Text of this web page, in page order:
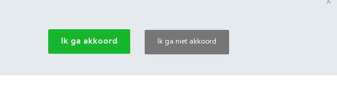
Ik ga akkoord Ik ga niet akkoord